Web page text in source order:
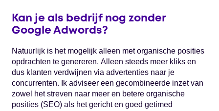
Kan je als bedrijf nog zonder
Google Adwords?
Natuurlijk is het mogelijk alleen met organische posities
opdrachten te genereren. Alleen steeds meer kliks en
dus klanten verdwijnen via advertenties naar je
concurrenten. Ik adviseer een gecombineerde inzet van
zowel het streven naar meer en betere organische
posities (SEO) als het gericht en goed getimed